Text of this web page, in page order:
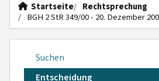
Startseite
Rechtsprechung
BGH 2 StR 349/00 - 20. Dezember
Suchen
Entscheidung